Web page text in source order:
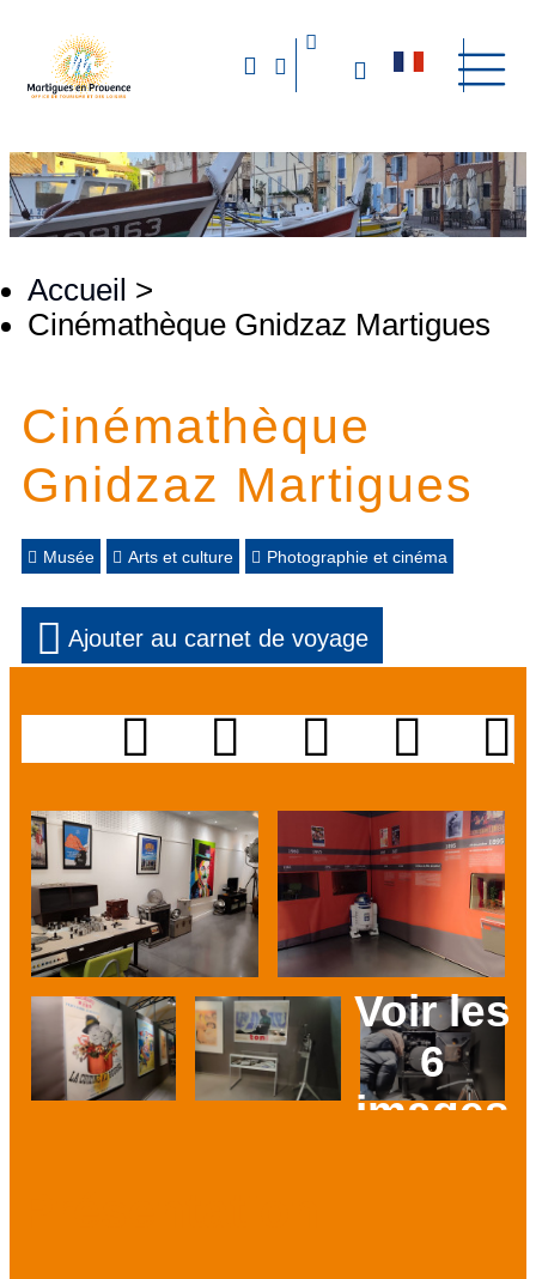
Accueil >
Cinémathèque Gnidzaz Martigues
Cinémathèque
Gnidzaz Martigues
Musée Arts et culture Photographie et cinéma
Ajouter au carnet de voyage
Voir les
6
images